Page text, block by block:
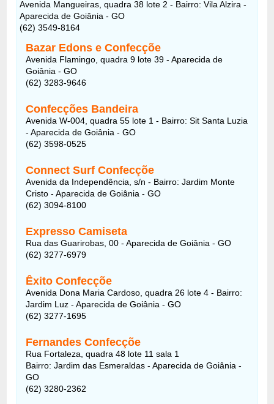
Avenida Mangueiras, quadra 38 lote 2 - Bairro: Vila Alzira -
Aparecida de Goiânia - GO
(62) 3549-8164
Bazar Edons e Confecçõe
Avenida Flamingo, quadra 9 lote 39 - Aparecida de
Goiânia - GO
(62) 3283-9646
Confecções Bandeira
Avenida W-004, quadra 55 lote 1 - Bairro: Sit Santa Luzia
- Aparecida de Goiânia - GO
(62) 3598-0525
Connect Surf Confecçõe
Avenida da Independência, s/n - Bairro: Jardim Monte
Cristo - Aparecida de Goiânia - GO
(62) 3094-8100
Expresso Camiseta
Rua das Guarirobas, 00 - Aparecida de Goiânia - GO
(62) 3277-6979
Êxito Confecçõe
Avenida Dona Maria Cardoso, quadra 26 lote 4 - Bairro:
Jardim Luz - Aparecida de Goiânia - GO
(62) 3277-1695
Fernandes Confecçõe
Rua Fortaleza, quadra 48 lote 11 sala 1
Bairro: Jardim das Esmeraldas - Aparecida de Goiânia -
GO
(62) 3280-2362